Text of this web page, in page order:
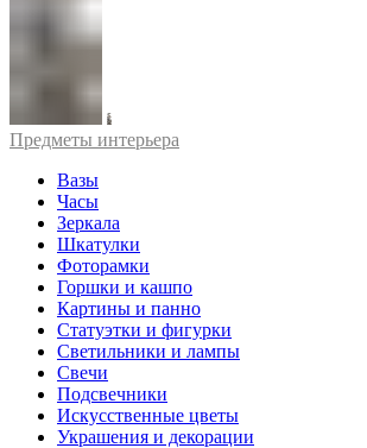
Предметы интерьера
Вазы
Часы
Зеркала
Шкатулки
Фоторамки
Горшки и кашпо
Картины и панно
Статуэтки и фигурки
Светильники и лампы
Свечи
Подсвечники
Искусственные цветы
Украшения и декорации